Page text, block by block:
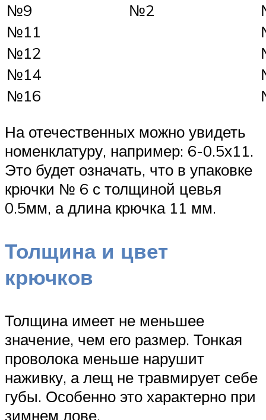
№9
№2
№11
№12
№14
№16
На отечественных можно увидеть
номенклатуру, например: 6-0.5х11.
Это будет означать, что в упаковке
крючки № 6 с толщиной цевья
0.5мм, а длина крючка 11 мм.
Толщина и цвет
крючков
Толщина имеет не меньшее
значение, чем его размер. Тонкая
проволока меньше нарушит
наживку, а лещ не травмирует себе
губы. Особенно это характерно при
зимнем лове.